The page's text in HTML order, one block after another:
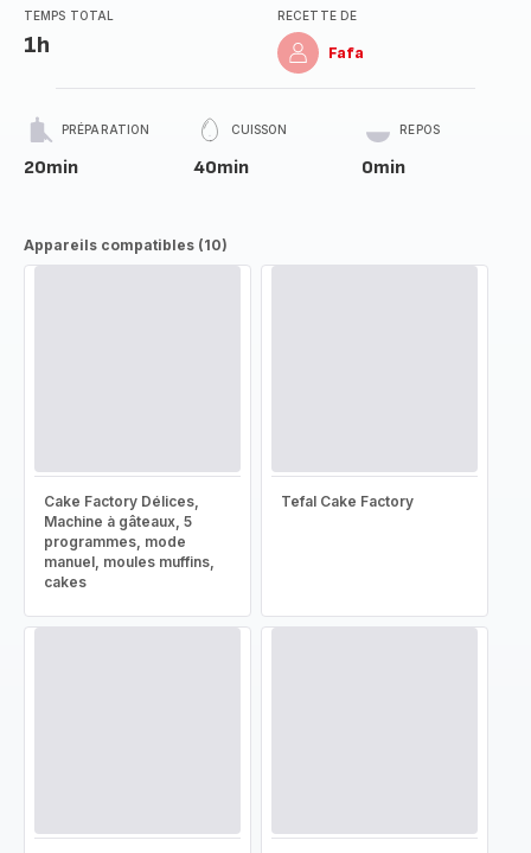
TEMPS TOTAL
1h
RECETTE DE
Fafa
PRÉPARATION
20min
CUISSON
40min
REPOS
0min
Appareils compatibles (10)
Cake Factory Délices,
Machine à gâteaux, 5
programmes, mode
manuel, moules muffins,
cakes
Tefal Cake Factory